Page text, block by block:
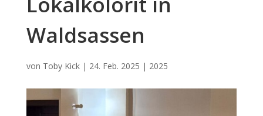
Waldsassen
von Toby Kick| 24. Feb. 2025 | 2025